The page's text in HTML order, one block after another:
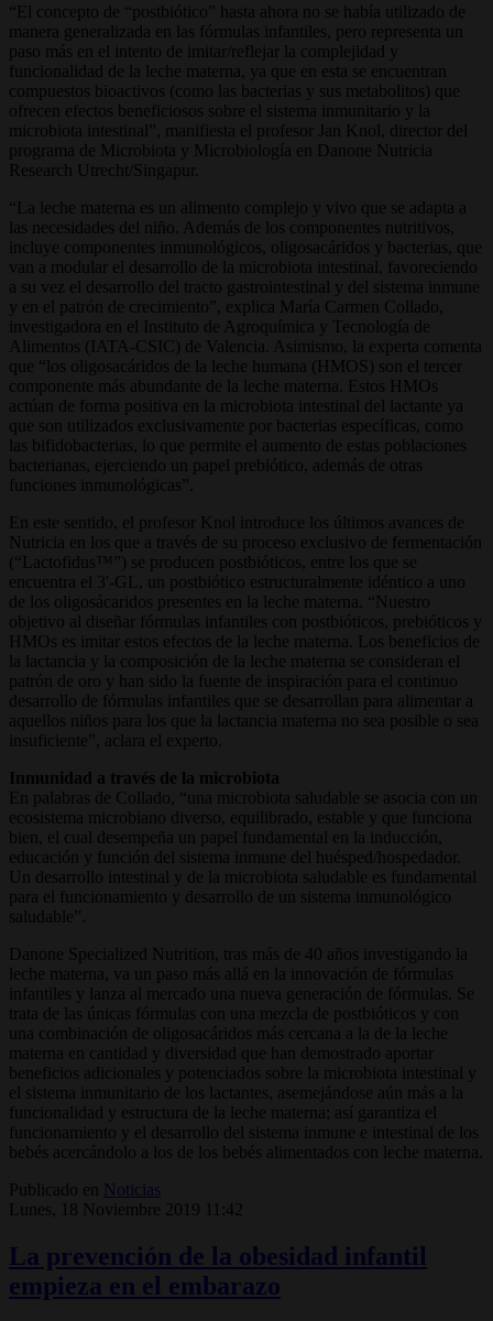
“El concepto de “postbiótico” hasta ahora no se había utilizado de
manera generalizada en las fórmulas infantiles, pero representa un
paso más en el intento de imitar/reflejar la complejidad y
funcionalidad de la leche materna, ya que en esta se encuentran
compuestos bioactivos (como las bacterias y sus metabolitos) que
ofrecen efectos beneficiosos sobre el sistema inmunitario y la
microbiota intestinal”, manifiesta el profesor Jan Knol, director del
programa de Microbiota y Microbiología en Danone Nutricia
Research Utrecht/Singapur.
“La leche materna es un alimento complejo y vivo que se adapta a
las necesidades del niño. Además de los componentes nutritivos,
incluye componentes inmunológicos, oligosacáridos y bacterias, que
van a modular el desarrollo de la microbiota intestinal, favoreciendo
a su vez el desarrollo del tracto gastrointestinal y del sistema inmune
y en el patrón de crecimiento”, explica María Carmen Collado,
investigadora en el Instituto de Agroquímica y Tecnología de
Alimentos (IATA-CSIC) de Valencia. Asimismo, la experta comenta
que “los oligosacáridos de la leche humana (HMOS) son el tercer
componente más abundante de la leche materna. Estos HMOs
actúan de forma positiva en la microbiota intestinal del lactante ya
que son utilizados exclusivamente por bacterias específicas, como
las bifidobacterias, lo que permite el aumento de estas poblaciones
bacterianas, ejerciendo un papel prebiótico, además de otras
funciones inmunológicas”.
En este sentido, el profesor Knol introduce los últimos avances de
Nutricia en los que a través de su proceso exclusivo de fermentación
(“Lactofidus™”) se producen postbióticos, entre los que se
encuentra el 3'-GL, un postbiótico estructuralmente idéntico a uno
de los oligosácaridos presentes en la leche materna. “Nuestro
objetivo al diseñar fórmulas infantiles con postbióticos, prebióticos y
HMOs es imitar estos efectos de la leche materna. Los beneficios de
la lactancia y la composición de la leche materna se consideran el
patrón de oro y han sido la fuente de inspiración para el continuo
desarrollo de fórmulas infantiles que se desarrollan para alimentar a
aquellos niños para los que la lactancia materna no sea posible o sea
insuficiente”, aclara el experto.
Inmunidad a través de la microbiota
En palabras de Collado, “una microbiota saludable se asocia con un
ecosistema microbiano diverso, equilibrado, estable y que funciona
bien, el cual desempeña un papel fundamental en la inducción,
educación y función del sistema inmune del huésped/hospedador.
Un desarrollo intestinal y de la microbiota saludable es fundamental
para el funcionamiento y desarrollo de un sistema inmunológico
saludable”.
Danone Specialized Nutrition, tras más de 40 años investigando la
leche materna, va un paso más allá en la innovación de fórmulas
infantiles y lanza al mercado una nueva generación de fórmulas. Se
trata de las únicas fórmulas con una mezcla de postbióticos y con
una combinación de oligosacáridos más cercana a la de la leche
materna en cantidad y diversidad que han demostrado aportar
beneficios adicionales y potenciados sobre la microbiota intestinal y
el sistema inmunitario de los lactantes, asemejándose aún más a la
funcionalidad y estructura de la leche materna; así garantiza el
funcionamiento y el desarrollo del sistema inmune e intestinal de los
bebés acercándolo a los de los bebés alimentados con leche materna.
Publicado en
Noticias
Lunes, 18 Noviembre 2019 11:42
La prevención de la obesidad infantil
empieza en el embarazo